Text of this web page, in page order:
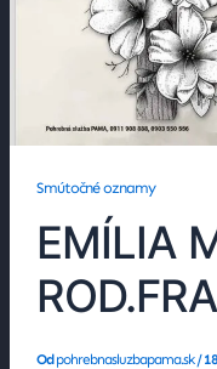
Smútočné oznamy
EMÍLIA
Od pohrebnasluzbapama.sk/